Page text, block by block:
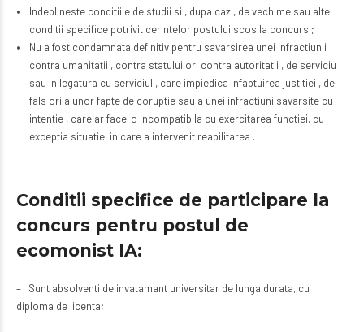
Indeplineste conditiile de studii si , dupa caz , de vechime sau alte
conditii specifice potrivit cerintelor postului scos la concurs ;
Nu a fost condamnata definitiv pentru savarsirea unei infractiunii
contra umanitatii , contra statului ori contra autoritatii , de serviciu
sau in legatura cu serviciul , care impiedica infaptuirea justitiei , de
fals ori a unor fapte de coruptie sau a unei infractiuni savarsite cu
intentie , care ar face-o incompatibila cu exercitarea functiei, cu
exceptia situatiei in care a intervenit reabilitarea .
Conditii specifice de participare la
concurs pentru postul de
ecomonist IA:
– Sunt absolventi de invatamant universitar de lunga durata, cu
diploma de licenta;